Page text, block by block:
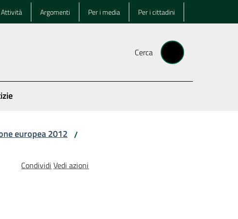
Attività Argomenti Per i media Per i cittadini
Cerca
europea 2012 /
Condividi Vedi azioni